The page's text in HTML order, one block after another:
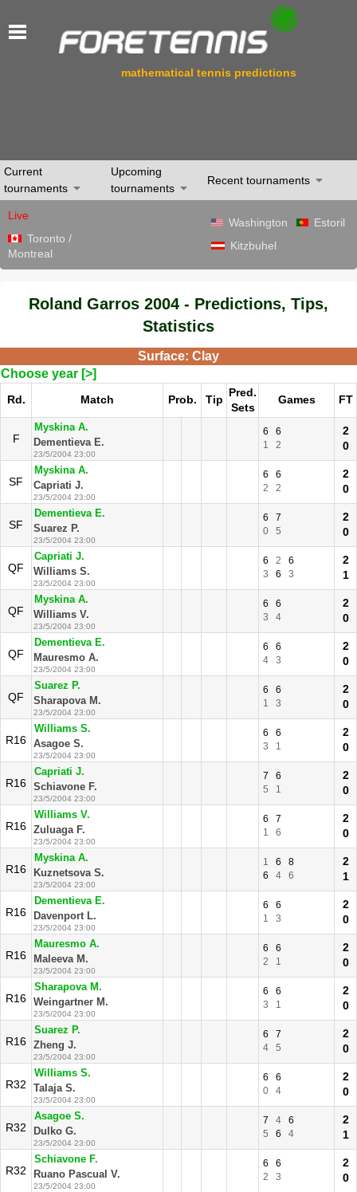
mathematical tennis predictions
Current
tournaments
Upcoming
tournaments
Recent tournaments
Live
Toronto /
Montreal
Washington
Estoril
Kitzbuhel
Roland Garros 2004 - Predictions, Tips,
Statistics
Surface: Clay
Choose year [>]
Rd. Match Prob. Tip
Pred.
Sets
Games FT
F
Myskina A.
Dementieva E.
23/5/2004 23:00
6
6
1
2
2
0
SF
Myskina A.
Capriati J.
23/5/2004 23:00
6
6
2
2
2
0
SF
Dementieva E.
Suarez P.
23/5/2004 23:00
6
7
0
5
2
0
QF
Capriati J.
Williams S.
23/5/2004 23:00
6 2
6
3
6 3
2
1
QF
Myskina A.
Williams V.
23/5/2004 23:00
6
6
3
4
2
0
QF
Dementieva E.
Mauresmo A.
23/5/2004 23:00
6
6
4
3
2
0
QF
Suarez P.
Sharapova M.
23/5/2004 23:00
6
6
1
3
2
0
R16
Williams S.
Asagoe S.
23/5/2004 23:00
6
6
3
1
2
0
R16
Capriati J.
Schiavone F.
23/5/2004 23:00
7
6
5
1
2
0
R16
Williams V.
Zuluaga F.
23/5/2004 23:00
6
7
1
6
2
0
R16
Myskina A.
Kuznetsova S.
23/5/2004 23:00
1 6
8
6
4 6
2
1
R16
Dementieva E.
Davenport L.
23/5/2004 23:00
6
6
1
3
2
0
R16
Mauresmo A.
Maleeva M.
23/5/2004 23:00
6
6
2
1
2
0
R16
Sharapova M.
Weingartner M.
23/5/2004 23:00
6
6
3
1
2
0
R16
Suarez P.
Zheng J.
23/5/2004 23:00
6
7
4
5
2
0
R32
Williams S.
Talaja S.
23/5/2004 23:00
6
6
0
4
2
0
R32
Asagoe S.
Dulko G.
23/5/2004 23:00
7 4
6
5
6 4
2
1
R32
Schiavone F.
Ruano Pascual V.
23/5/2004 23:00
6
6
2
3
2
0